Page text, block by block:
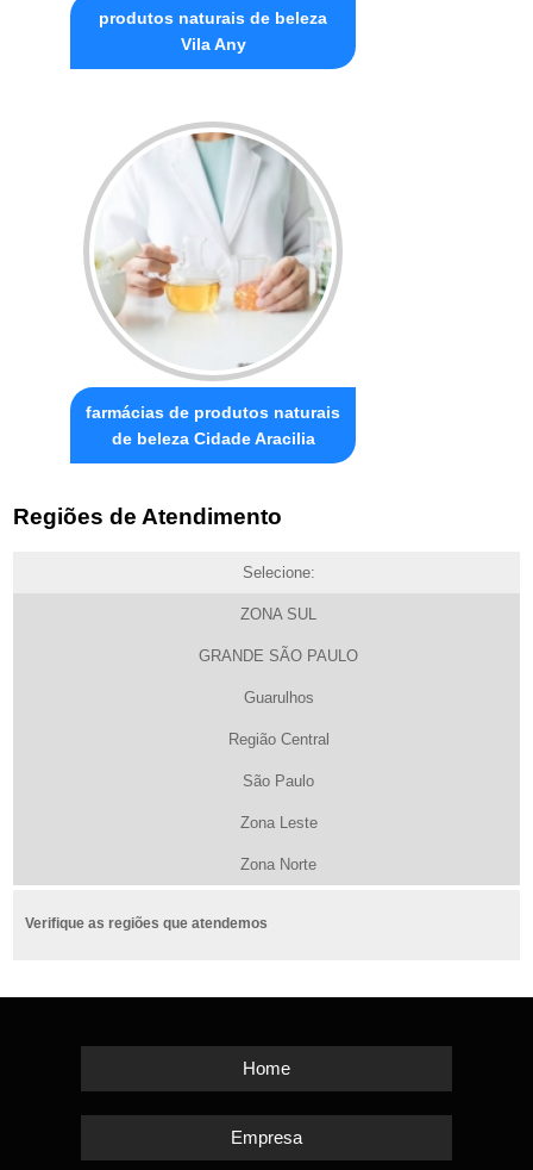
produtos naturais de beleza
Vila Any
farmácias de produtos naturais
de beleza Cidade Aracilia
Regiões de Atendimento
Selecione:
ZONA SUL
GRANDE SÃO PAULO
Guarulhos
Região Central
São Paulo
Zona Leste
Zona Norte
Verifique as regiões que atendemos
Home
Empresa